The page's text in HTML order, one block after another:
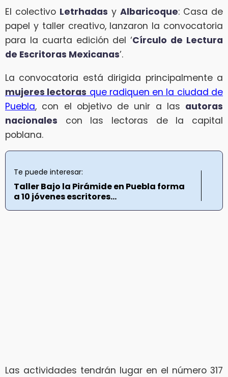
El colectivo Letrhadas y Albaricoque: Casa de
papel y taller creativo, lanzaron la convocatoria
para la cuarta edición del ‘Círculo de Lectura
de Escritoras Mexicanas’.
La convocatoria está dirigida principalmente a
mujeres lectoras que radiquen en la ciudad de
Puebla, con el objetivo de unir a las autoras
nacionales con las lectoras de la capital
poblana.
Te puede interesar:
Taller Bajo la Pirámide en Puebla forma
a 10 jóvenes escritores...
Las actividades tendrán lugar en el número 317